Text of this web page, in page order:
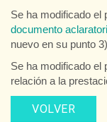
Se ha modificado el
documento
nuevo en su punto
Se ha modificado el
relación a la
VOLVER